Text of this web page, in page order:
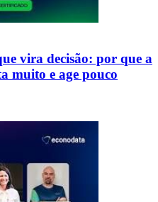
vira decisão: por que a
muito e age pouco